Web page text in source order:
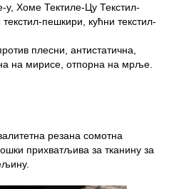
у, Хоме Тектиле-Цу Текстил-
пешкири, кућни текстил-
плесни, антистатична,
на мирисе, отпорна на мрље.
резана сомотна
прихватљива за тканину за